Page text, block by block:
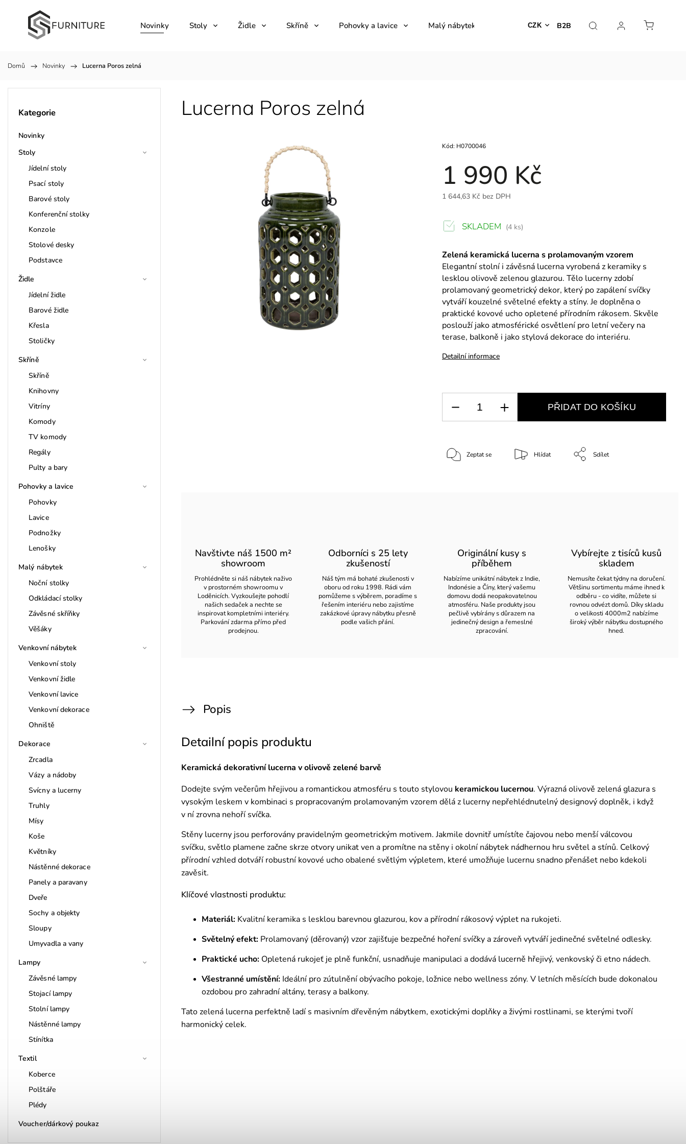
B2B
CZK
Novinky Stoly Židle Skříně Pohovky a lavice Malý nábytek Venkovní nábytek Dekorace
Domů / Novinky / Lucerna Poros zelná
Kategorie
Novinky
Stoly
Jídelní stoly
Psací stoly
Barové stoly
Konferenční stolky
Konzole
Stolové desky
Podstavce
Židle
Jídelní židle
Barové židle
Křesla
Stoličky
Skříně
Skříně
Knihovny
Vitríny
Komody
TV komody
Regály
Pulty a bary
Pohovky a lavice
Pohovky
Lavice
Podnožky
Lenošky
Malý nábytek
Noční stolky
Odkládací stolky
Závěsné skříňky
Věšáky
Venkovní nábytek
Venkovní stoly
Venkovní židle
Venkovní lavice
Venkovní dekorace
Ohniště
Dekorace
Zrcadla
Vázy a nádoby
Svícny a lucerny
Truhly
Mísy
Koše
Květníky
Nástěnné dekorace
Panely a paravany
Dveře
Sochy a objekty
Sloupy
Umyvadla a vany
Lampy
Závěsné lampy
Stojací lampy
Stolní lampy
Nástěnné lampy
Stínítka
Textil
Koberce
Polštáře
Plédy
Voucher/dárkový poukaz
Lucerna Poros zelná
1 990 Kč
1 644,63 Kč bez DPH
Kód: H0700046
Zelená keramická lucerna s prolamovaným vzorem
Elegantní stolní i závěsná lucerna vyrobená z keramiky s
lesklou olivově zelenou glazurou. Tělo lucerny zdobí
prolamovaný geometrický dekor, který po zapálení svíčky
vytváří kouzelné světelné efekty a stíny.Je doplněna o
praktické kovové ucho opletené přírodním rákosem. Skvěle
poslouží jako atmosférické osvětlení pro letní večery na
terase, balkoně i jako stylová dekorace do interiéru.
Detailní informace
SKLADEM (4 ks)
PŘIDAT DO KOŠÍKU
Zeptat se Hlídat Sdílet
Navštivte náš 1500 m²
showroom
Prohlédněte si náš nábytek naživo
v prostorném showroomu v
Loděnicích. Vyzkoušejte pohodlí
našich sedaček a nechte se
inspirovat kompletními interiéry.
Parkování zdarma přímo před
prodejnou.
Odborníci s 25 lety
zkušeností
Náš tým má bohaté zkušenosti v
oboru od roku 1998. Rádi vám
pomůžeme s výběrem, poradíme s
řešením interiéru nebo zajistíme
zakázkové úpravy nábytku přesně
podle vašich přání.
Originální kusy s
příběhem
Nabízíme unikátní nábytek z Indie,
Indonésie a Číny, který vašemu
domovu dodá neopakovatelnou
atmosféru. Naše produkty jsou
pečlivě vybírány s důrazem na
jedinečný design a řemeslné
zpracování.
Vybírejte z tisíců kusů
skladem
Nemusíte čekat týdny na doručení.
Většinu sortimentu máme ihned k
odběru - co vidíte, můžete si
rovnou odvézt domů. Díky skladu
o velikosti 4000m2 nabízíme
široký výběr nábytku dostupného
hned.
Popis
Detailní popis produktu
Keramická dekorativní lucerna v olivově zelené barvě
Dodejte svým večerům hřejivou a romantickou atmosféru s touto stylovou keramickou lucernou. Výrazná olivově zelená glazura s
vysokým leskem v kombinaci s propracovaným prolamovaným vzorem dělá z lucerny nepřehlédnutelný designový doplněk, i když
v ní zrovna nehoří svíčka.
Stěny lucerny jsou perforovány pravidelným geometrickým motivem. Jakmile dovnitř umístíte čajovou nebo menší válcovou
svíčku, světlo plamene začne skrze otvory unikat ven a promítne na stěny i okolní nábytek nádhernou hru světel a stínů. Celkový
přírodní vzhled dotváří robustní kovové ucho obalené světlým výpletem, které umožňuje lucernu snadno přenášet nebo kdekoli
zavěsit.
Klíčové vlastnosti produktu:
Materiál: Kvalitní keramika s lesklou barevnou glazurou, kov a přírodní rákosový výplet na rukojeti.
Světelný efekt: Prolamovaný (děrovaný) vzor zajišťuje bezpečné hoření svíčky a zároveň vytváří jedinečné světelné odlesky.
Praktické ucho: Opletená rukojeť je plně funkční, usnadňuje manipulaci a dodává lucerně hřejivý, venkovský či etno nádech.
Všestranné umístění: Ideální pro zútulnění obývacího pokoje, ložnice nebo wellness zóny. V letních měsících bude dokonalou
ozdobou pro zahradní altány, terasy a balkony.
Tato zelená lucerna perfektně ladí s masivním dřevěným nábytkem, exotickými doplňky a živými rostlinami, se kterými tvoří
harmonický celek.